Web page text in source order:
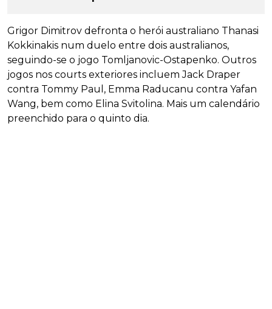
Grigor Dimitrov defronta o herói australiano Thanasi
Kokkinakis num duelo entre dois australianos,
seguindo-se o jogo Tomljanovic-Ostapenko. Outros
jogos nos courts exteriores incluem Jack Draper
contra Tommy Paul, Emma Raducanu contra Yafan
Wang, bem como Elina Svitolina. Mais um calendário
preenchido para o quinto dia.